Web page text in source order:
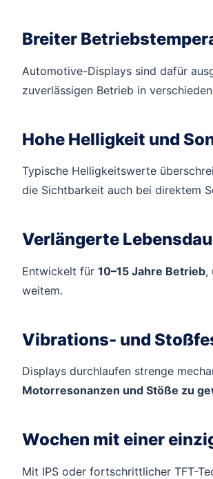
Breiter
Automotive-Displays sind dafür
zuverlässigen Betrieb in
Hohe Helligkeit und
Typische Helligkeitswerte
die Sichtbarkeit auch bei direktem
Verlängerte
Entwickelt für 10–15 Jahre Betrieb,
weitem.
Vibrations- und
Displays durchlaufen strenge
Motorresonanzen und Stöße zu
Wochen mit einer
Mit IPS oder fortschrittlicher TFT-